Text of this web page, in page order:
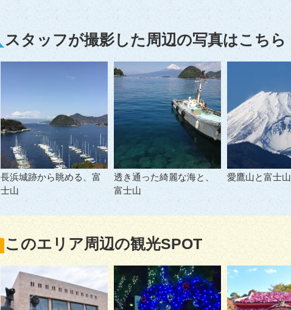
スタッフが撮影した周辺の写真はこちら
長浜城跡から眺める、富
士山
透き通った綺麗な海と、
富士山
愛鷹山と富士山
このエリア周辺の観光SPOT